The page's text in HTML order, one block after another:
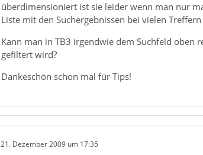
überdimensioniert ist sie leider wenn man nur
Liste mit den Suchergebnissen bei vielen
Kann man in TB3 irgendwie dem Suchfeld oben
gefiltert wird?
Dankeschön schon mal für Tips!
21. Dezember 2009 um 17:35